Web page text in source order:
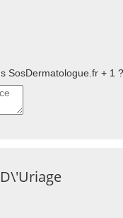
SosDermatologue.fr + 1 ?